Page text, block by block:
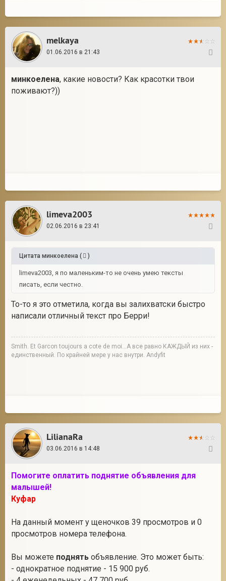
melkaya
01.06.2016 в 21:43
минкоелена, какие новости? Как красотки твои
поживают?))
limeva2003
02.06.2016 в 23:41
Цитата минкоелена ( )
limeva2003, я по маленьким-то не очень умею тексты
писать, если честно.
То-то я это отметила, когда вы залихватски быстро
написали отличный текст про Берри!
Smith. Et Garcon toujours a cote de moi...А все равно КАЖДЫЙ из них -
единственный. По крайней мере у нас внутри. Andyfit
LilianaRa
03.06.2016 в 14:48
Помогите оплатить поднятие объявления для
малышей!
Куфар
На данный момент у щеночков 39 просмотров и 0
просмотров номера телефона.
Вы можете поднять объявление. Это может быть:
- однократное поднятие - 15 900 руб.